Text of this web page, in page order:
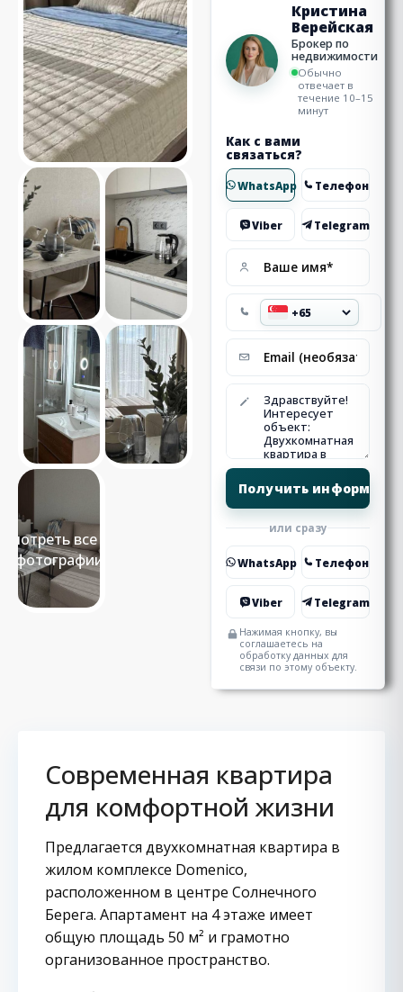
Смотреть все 13
фотографии
Кристина
Верейская
Брокер по
недвижимости
Обычно
отвечает в
течение 10–15
минут
Как с вами
связаться?
WhatsApp Телефон
Viber Telegram
или сразу
WhatsApp Телефон
Viber Telegram
Нажимая кнопку, вы
соглашаетесь на
обработку данных для
связи по этому объекту.
Современная квартира
для комфортной жизни
Предлагается двухкомнатная квартира в
жилом комплексе Domenico,
расположенном в центре Солнечного
Берега. Апартамент на 4 этаже имеет
общую площадь 50 м² и грамотно
организованное пространство.